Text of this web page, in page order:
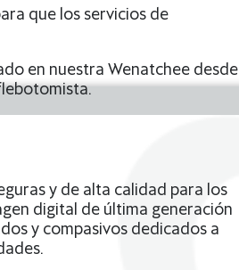
que los servicios de
en nuestra Wenatchee desde
y de alta calidad para los
digital de última generación
y compasivos dedicados a